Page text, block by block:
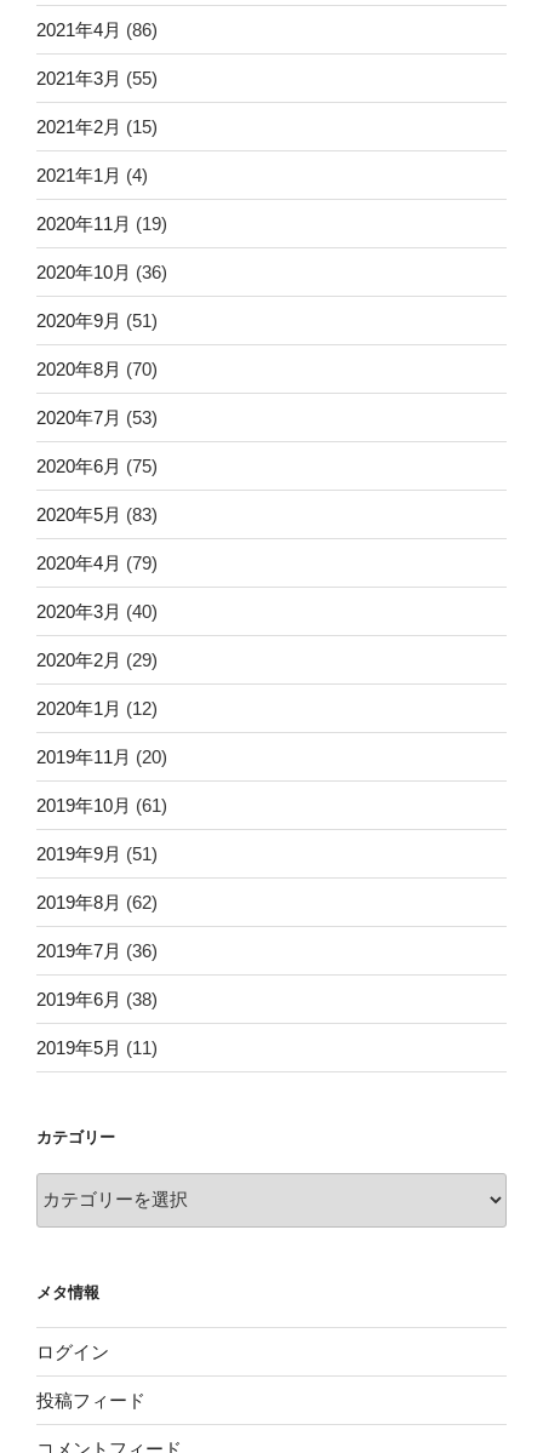
2021年4月 (86)
2021年3月 (55)
2021年2月 (15)
2021年1月 (4)
2020年11月 (19)
2020年10月 (36)
2020年9月 (51)
2020年8月 (70)
2020年7月 (53)
2020年6月 (75)
2020年5月 (83)
2020年4月 (79)
2020年3月 (40)
2020年2月 (29)
2020年1月 (12)
2019年11月 (20)
2019年10月 (61)
2019年9月 (51)
2019年8月 (62)
2019年7月 (36)
2019年6月 (38)
2019年5月 (11)
カテゴリー
テ
ー
メタ情報
ログイン
投稿フィード
コメントフィード